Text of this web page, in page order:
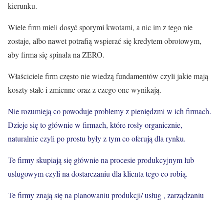
kierunku.
Wiele firm mieli dosyć sporymi kwotami, a nic im z tego nie
zostaje, albo nawet potrafią wspierać się kredytem obrotowym,
aby firma się spinała na ZERO.
Właściciele firm często nie wiedzą fundamentów czyli jakie mają
koszty stałe i zmienne oraz z czego one wynikają.
Nie rozumieją co powoduje problemy z pieniędzmi w ich firmach.
Dzieje się to głównie w firmach, które rosły organicznie,
naturalnie czyli po prostu były z tym co oferują dla rynku.
Te firmy skupiają się głównie na procesie produkcyjnym lub
usługowym czyli na dostarczaniu dla klienta tego co robią.
Te firmy znają się na planowaniu produkcji/ usług , zarządzaniu